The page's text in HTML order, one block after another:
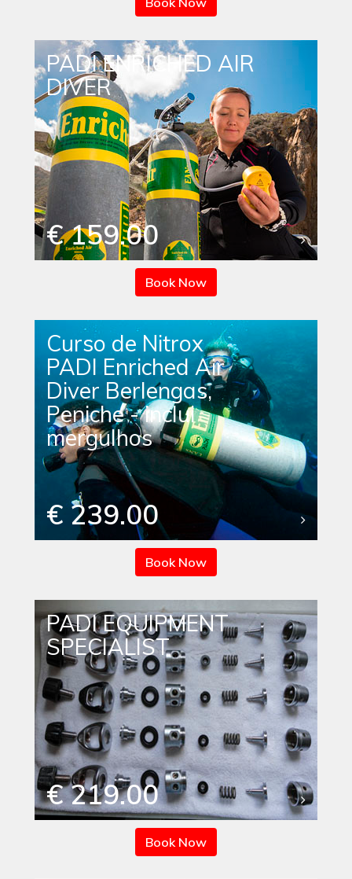
PADI ENRICHED AIR
DIVER
€ 159.00
Book Now
Curso de Nitrox
PADI Enriched Air
Diver Berlengas,
Peniche - inclui
mergulhos
€ 239.00
Book Now
PADI EQUIPMENT
SPECIALIST
€ 219.00
Book Now